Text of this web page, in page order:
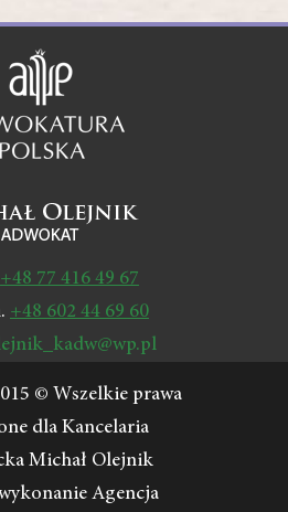
+48 77 416 49 67
+48 602 44 69 60
© Wszelkie prawa
dla Kancelaria
Michał Olejnik
Agencja